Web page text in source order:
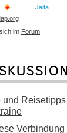
Jalta
im Forum
und Reisetipps
Verbindung